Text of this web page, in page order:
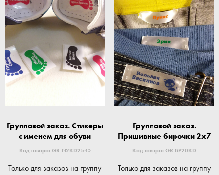
Групповой заказ. Стикеры
с именем для обуви
Код товара: GR-N2KD2540
Только для заказов на группу
Групповой заказ.
Пришивные бирочки 2x7
Код товара: GR-BP20KD
Только для заказов на группу